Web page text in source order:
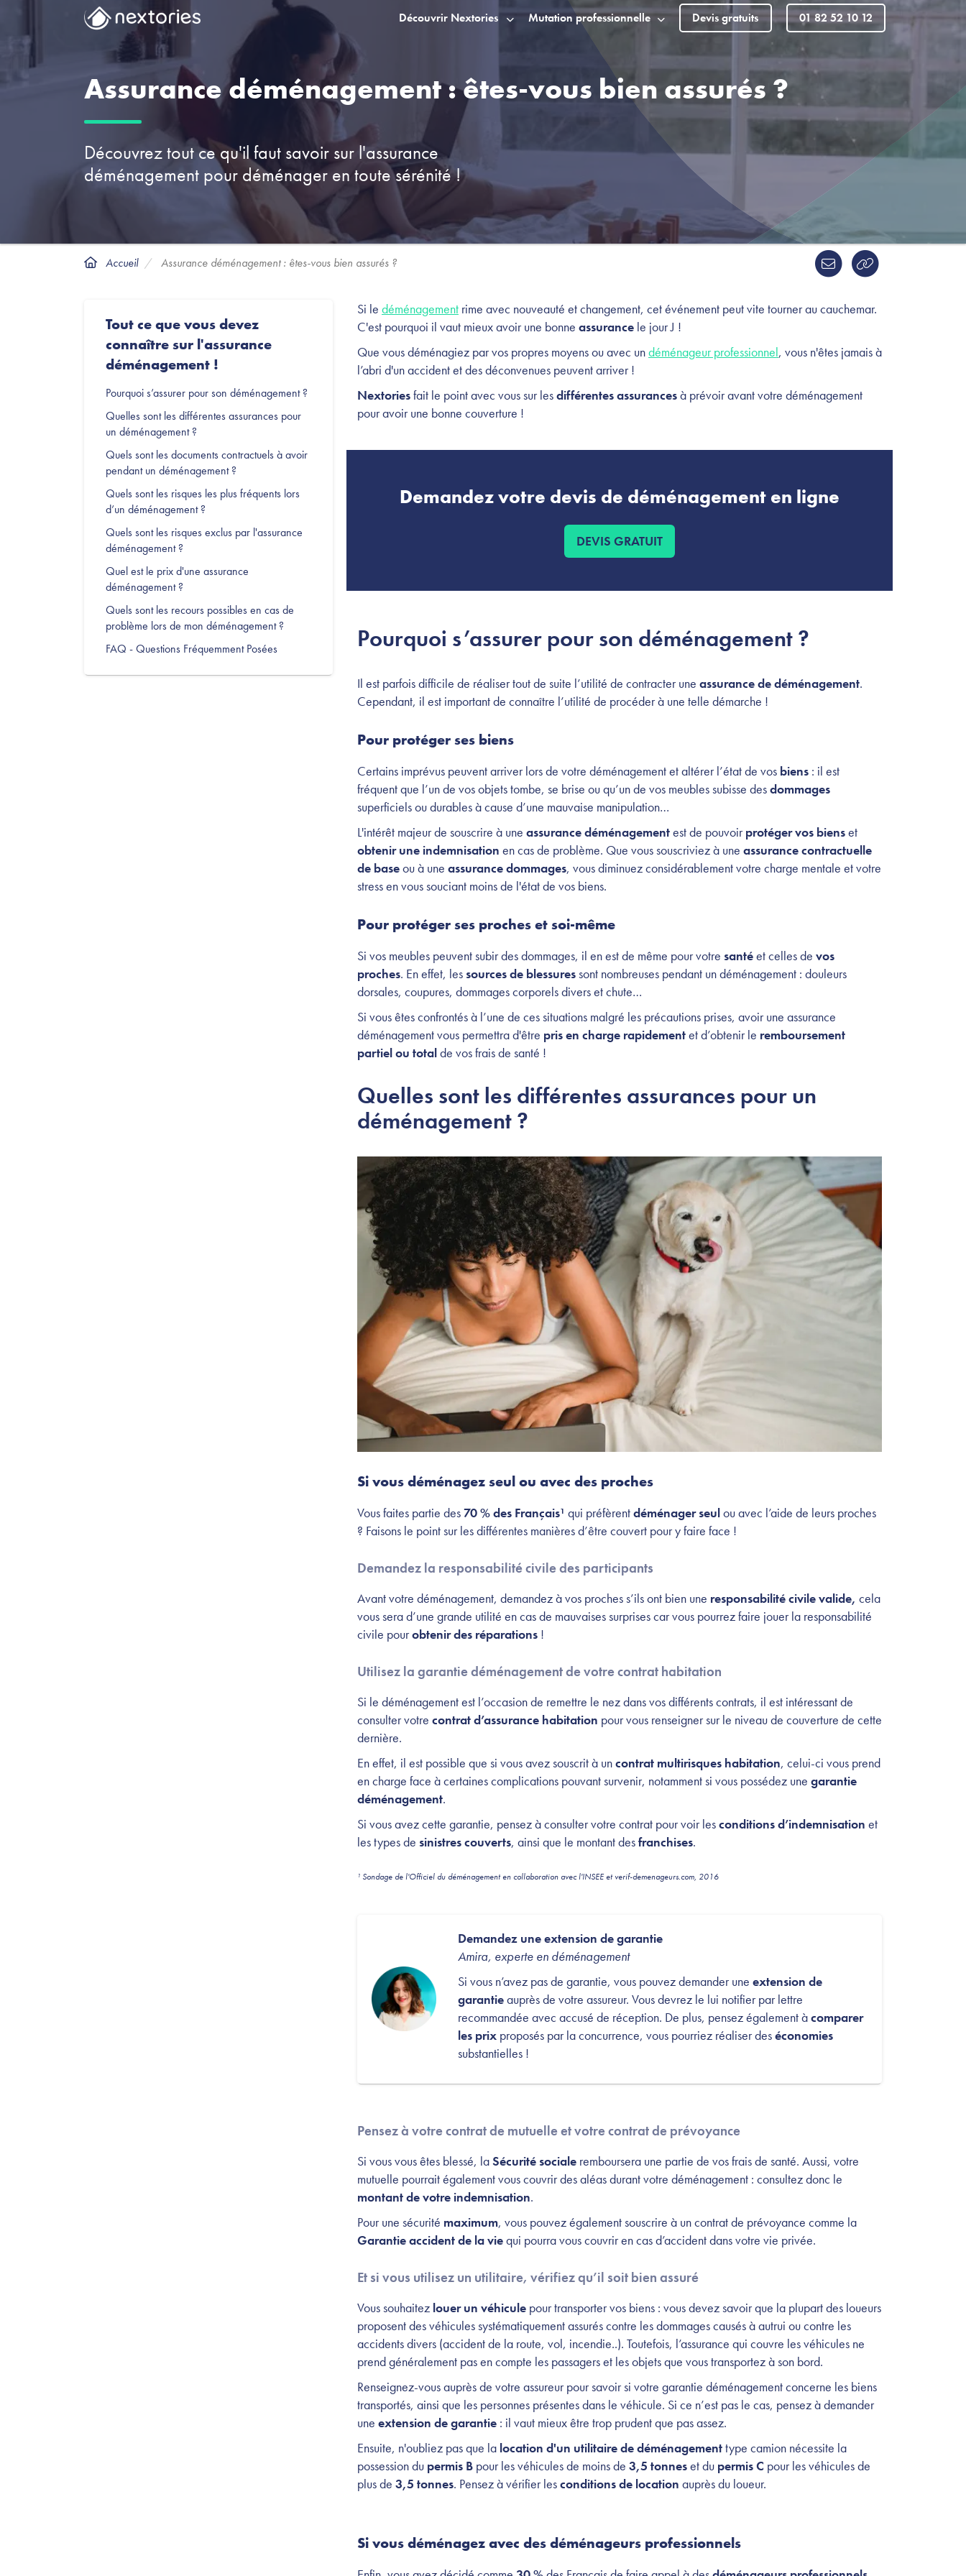
Découvrir Nextories Mutation professionnelle Devis gratuits 01 82 52 10 12
Assurance déménagement : êtes-vous bien assurés ?
Découvrez tout ce qu'il faut savoir sur l'assurance
déménagement pour déménager en toute sérénité !
Accueil Assurance déménagement : êtes-vous bien assurés ?
Tout ce que vous devez
connaître sur l'assurance
déménagement !
Pourquoi s’assurer pour son déménagement ?
Quelles sont les différentes assurances pour
un déménagement ?
Quels sont les documents contractuels à avoir
pendant un déménagement ?
Quels sont les risques les plus fréquents lors
d’un déménagement ?
Quels sont les risques exclus par l'assurance
déménagement ?
Quel est le prix d'une assurance
déménagement ?
Quels sont les recours possibles en cas de
problème lors de mon déménagement ?
FAQ - Questions Fréquemment Posées
Si le déménagement rime avec nouveauté et changement, cet événement peut vite tourner au cauchemar.
C'est pourquoi il vaut mieux avoir une bonne assurance le jour J !
Que vous déménagiez par vos propres moyens ou avec undéménageur professionnel, vous n'êtes jamais à
l’abri d'un accident et des déconvenues peuvent arriver !
Nextoriesfait le point avec vous sur lesdifférentes assurancesà prévoir avant votre déménagement
pour avoir une bonne couverture !
Demandez votre devis de déménagement en ligne
DEVIS GRATUIT
Pourquoi s’assurer pour son déménagement ?
Il est parfois difficile de réaliser tout de suite l’utilité de contracter une assurance de déménagement.
Cependant, il est important de connaître l’utilité de procéder à une telle démarche !
Pour protéger ses biens
Certains imprévus peuvent arriver lors de votre déménagement et altérer l’état de vos biens : il est
fréquent que l’un de vos objets tombe, se brise ou qu’un de vos meubles subisse desdommages
superficiels ou durables à cause d’une mauvaise manipulation…
L'intérêt majeur de souscrire à une assurance déménagementest de pouvoirprotéger vos bienset
obtenir une indemnisation en cas de problème. Que vous souscriviez à une assurance contractuelle
de baseou à une assurance dommages, vous diminuez considérablement votre charge mentale et votre
stress en vous souciant moins de l'état de vos biens.
Pour protéger ses proches et soi-même
Si vos meubles peuvent subir des dommages, il en est de même pour votre santéet celles de vos
proches. En effet, les sources de blessuressont nombreuses pendant un déménagement : douleurs
dorsales, coupures, dommages corporels divers et chute…
Si vous êtes confrontés à l’une de ces situations malgré les précautions prises, avoir une assurance
déménagement vous permettra d'être pris en charge rapidementet d’obtenir le remboursement
partiel ou totalde vos frais de santé !
Quelles sont les différentes assurances pour un
déménagement ?
Si vous déménagez seul ou avec des proches
Vous faites partie des70 % des Français¹ qui préfèrentdéménager seulou avec l’aide de leurs proches
? Faisons le point sur les différentes manières d’être couvert pour y faire face !
Demandez la responsabilité civile des participants
Avant votre déménagement, demandez à vos proches s’ils ont bien une responsabilité civilevalide, cela
vous sera d’une grande utilité en cas de mauvaises surprises car vous pourrez faire jouer la responsabilité
civile pourobtenir des réparations !
Utilisez la garantie déménagement de votre contrat habitation
Si le déménagement est l’occasion de remettre le nez dans vos différents contrats, il est intéressant de
consulter votre contrat d’assurance habitation pour vous renseigner sur le niveau de couverture de cette
dernière.
En effet, il est possible que si vous avez souscrit à uncontrat multirisques habitation, celui-ci vous prend
en charge face à certaines complications pouvant survenir, notamment si vous possédez une garantie
déménagement.
Si vous avez cette garantie, pensez à consulter votre contrat pour voir lesconditions d’indemnisation et
les types de sinistres couverts, ainsi que le montant desfranchises.
¹ Sondage de l'Officiel du déménagement en collaboration avec l'INSEE et verif-demenageurs.com, 2016
Demandez une extension de garantie
Amira, experte en déménagement
Si vous n’avez pas de garantie, vous pouvez demander une extension de
garantieauprès de votre assureur. Vous devrez le lui notifier par lettre
recommandée avec accusé de réception. De plus, pensez également àcomparer
les prix proposés par la concurrence, vous pourriez réaliser deséconomies
substantielles !
Pensez à votre contrat de mutuelle et votre contrat de prévoyance
Si vous vous êtes blessé, laSécurité sociale remboursera une partie de vos frais de santé. Aussi, votre
mutuelle pourrait également vous couvrir des aléas durant votre déménagement : consultez donc le
montant de votre indemnisation.
Pour une sécurité maximum, vous pouvez également souscrire à un contrat de prévoyance comme la
Garantie accident de la viequi pourra vous couvrir en cas d’accident dans votre vie privée.
Et si vous utilisez un utilitaire, vérifiez qu’il soit bien assuré
Vous souhaitez louer un véhicule pour transporter vos biens : vous devez savoir que la plupart des loueurs
proposent des véhicules systématiquement assurés contre les dommages causés à autrui ou contre les
accidents divers (accident de la route, vol, incendie..). Toutefois, l’assurance qui couvre les véhicules ne
prend généralement pas en compte les passagers et les objets que vous transportez à son bord.
Renseignez-vous auprès de votre assureur pour savoir si votre garantie déménagement concerne les biens
transportés, ainsi que les personnes présentes dans le véhicule. Si ce n’est pas le cas, pensez à demander
une extension de garantie : il vaut mieux être trop prudent que pas assez.
Ensuite, n'oubliez pas que la location d'un utilitaire de déménagementtype camion nécessite la
possession du permis B pour les véhicules de moins de 3,5 tonneset du permis C pour les véhicules de
plus de 3,5 tonnes. Pensez à vérifier lesconditions de location auprès du loueur.
Si vous déménagez avec des déménageurs professionnels